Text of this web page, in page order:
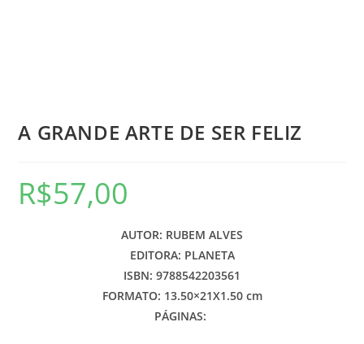
A GRANDE ARTE DE SER FELIZ
R$57,00
AUTOR: RUBEM ALVES
EDITORA: PLANETA
ISBN: 9788542203561
FORMATO: 13.50×21X1.50 cm
PÁGINAS: